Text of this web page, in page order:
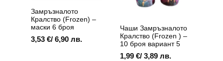
Замръзналото
Кралство (Frozen) –
маски 6 броя
3,53 €/ 6,90 лв.
Чаши Замръзналото
Кралство (Frozen ) –
10 броя вариант 5
1,99 €/ 3,89 лв.